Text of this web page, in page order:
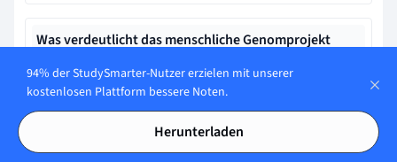
Was verdeutlicht das menschliche Genomprojekt
Es beweist, dass Chromatographie veraltet und durch
neuere Technologien ersetzt worden ist.
94% der StudySmarter-Nutzer erzielen mit unserer
kostenlosen Plattform bessere Noten.
Herunterladen